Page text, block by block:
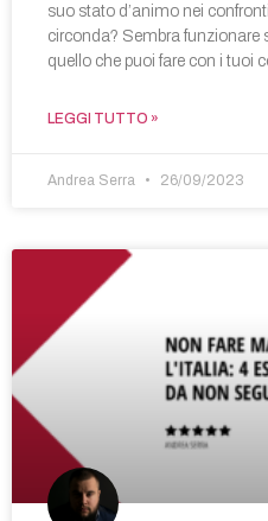
suo stato d’animo nei
circonda? Sembra funzionare
quello che puoi fare con i tuoi
LEGGI TUTTO »
Andrea Serra 26/09/2023